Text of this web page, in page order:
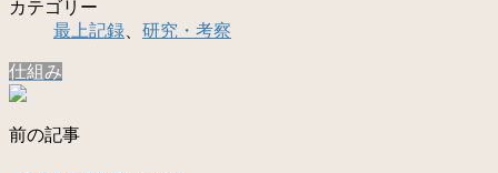
カテゴリー
最上記録
研究・考察
仕組み
前の記事